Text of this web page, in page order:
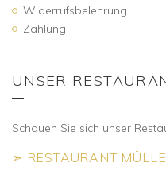
Widerrufsbelehrung
Zahlung
UNSER
Schauen Sie sich unser
➣ RESTAURANT